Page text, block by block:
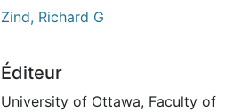
Zind, Richard G
Éditeur
University of Ottawa, Faculty of